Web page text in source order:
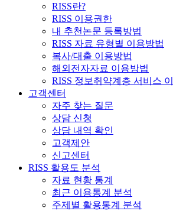
RISS란?
RISS 이용권한
내 추천논문 등록방법
RISS 자료 유형별 이용방법
복사/대출 이용방법
해외전자자료 이용방법
RISS 정보취약계층 서비스
고객센터
자주 찾는 질문
상담 신청
상담 내역 확인
고객제안
신고센터
RISS 활용도 분석
자료 현황 통계
최근 이용통계 분석
주제별 활용통계 분석